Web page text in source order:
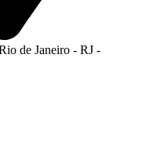
de Janeiro - RJ -